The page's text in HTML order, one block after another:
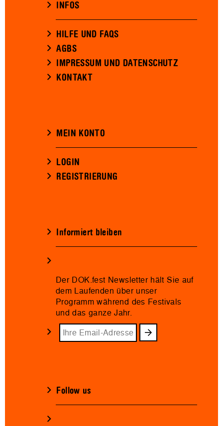
INFOS
HILFE UND FAQS
AGBS
IMPRESSUM UND DATENSCHUTZ
KONTAKT
MEIN KONTO
LOGIN
REGISTRIERUNG
Informiert bleiben
Der DOK.fest Newsletter hält Sie auf
dem Laufenden über unser
Programm während des Festivals
und das ganze Jahr.
Follow us